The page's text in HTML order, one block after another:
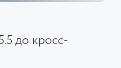
до кросс-